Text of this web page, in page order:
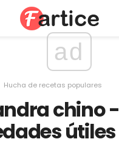
ad
Hucha de recetas populares
chino -
útiles